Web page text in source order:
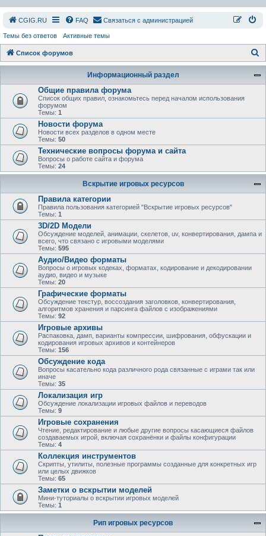
СGIG.RU FAQ Связаться с администрацией
Темы без ответов Активные темы
Список форумов
о
Информационный раздел
Общие правила форума
Список общих правил, ознакомьтесь перед началом использования
форумом
Темы: 1
Новости форума
Новости всех разделов в одном месте
Темы: 50
Технические вопросы форума и сайта
Вопросы о работе сайта и форума
Темы: 24
Вскрытие игровых ресурсов
Правила категории
Правила пользования категорией "Вскрытие игровых ресурсов"
Темы: 1
3D/2D Модели
Обсуждение моделей, анимации, скелетов, uv, конвертирования, дампа и
всего, что связано с игровыми моделями
Темы: 595
Аудио/Видео форматы
Вопросы о игровых кодеках, форматах, кодирование и декодировании
аудио, видео и музыке
Темы: 20
Графические форматы
Обсуждение текстур, воссоздания заголовков, конвертирования,
алгоритмов хранения и парсинга файлов с изображениями
Темы: 92
Игровые архивы
Распаковка, дамп, варианты компрессии, шифрования, обфускации и
кодирования игровых архивов и контейнеров
Темы: 156
Обсуждение кода
Вопросы касательно кода различного рода связанные с играми так или
иначе
Темы: 35
Локализация игр
Обсуждение локализации игровых файлов и переводов
Темы: 9
Игровые сохранения
Чтение, редактирование и любые другие вопросы касающиеся файлов
создаваемых игрой, включая сохранёнки и файлы конфигурации
Темы: 4
Коллекция инструментов
Скрипты, утилиты, полезные программы созданные для конкретных игр
или целых движков
Темы: 65
Заметки о вскрытии моделей
Мини-туториалы о вскрытии игровых моделей
Темы: 1
Рип игровых ресурсов